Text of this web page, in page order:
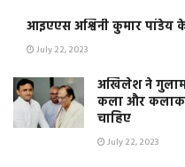
आइएएस अश्विनी कुमार पांडेय
July 22, 2023
अखिलेश ने
कला और
चाहिए
July 22, 2023